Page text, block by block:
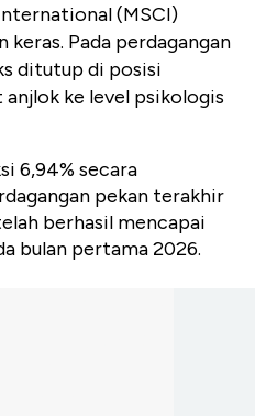
(MSCI)
Pada perdagangan
ditutup di posisi
ke level psikologis
6,94% secara
pekan terakhir
berhasil mencapai
bulan pertama 2026.